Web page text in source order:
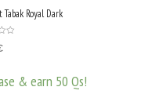
Tabak Royal Dark
& earn 50 Qs!